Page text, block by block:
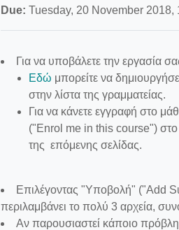
Due: Tuesday, 20 November 2018,
Για να υποβάλετε την εργασία
Εδώ μπορείτε να
στην λίστα της γραμματείας.
Για να κάνετε εγγραφή στο
("Enrol me in this course") στο
της επόμενης σελίδας.
Επιλέγοντας "Υποβολή" ("Add
περιλαμβάνει το πολύ 3 αρχεία,
Αν παρουσιαστεί κάποιο